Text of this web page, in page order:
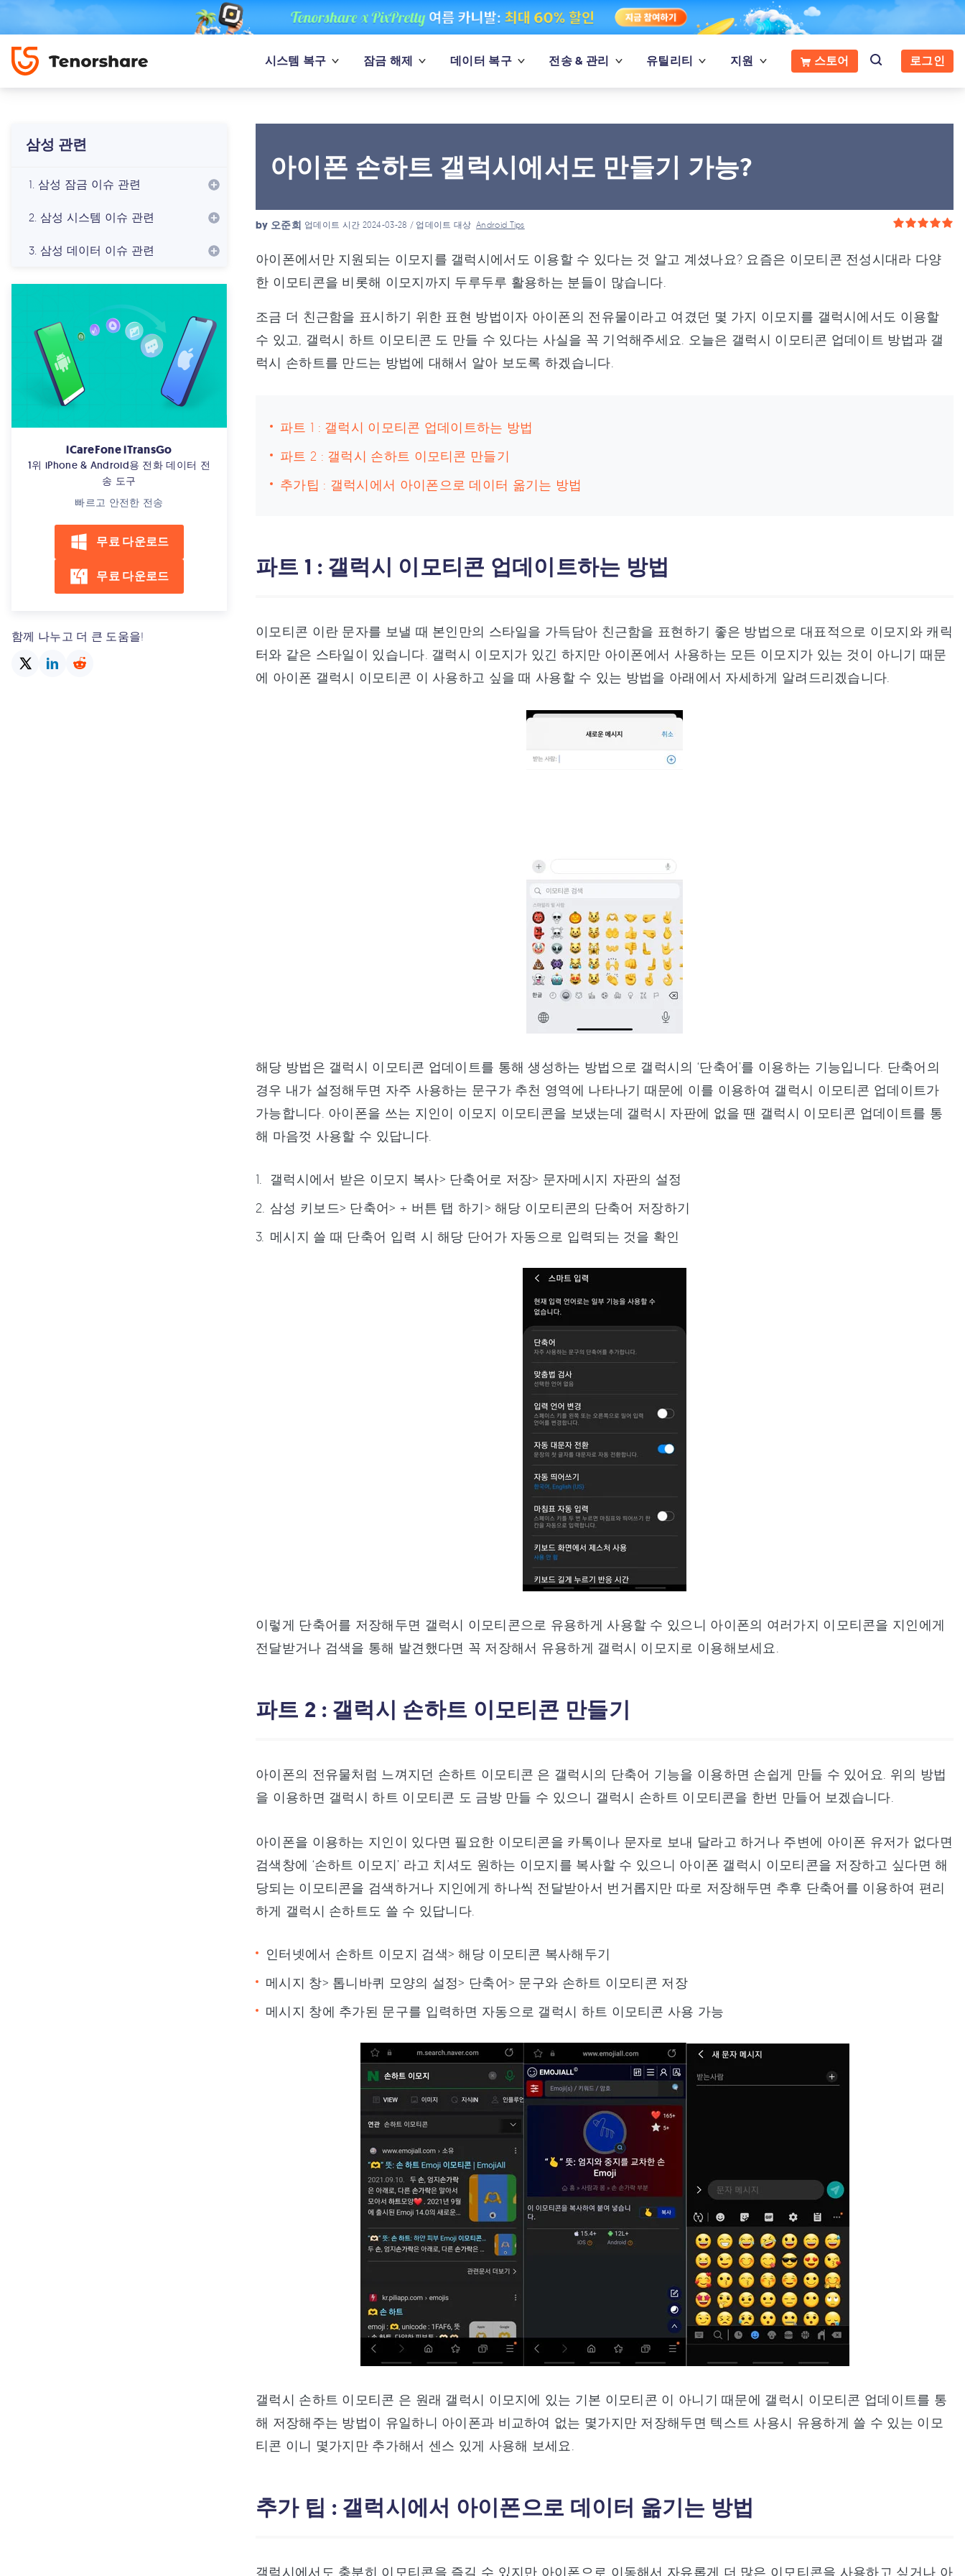
시스템 복구 잠금 해제 데이터 복구 전송 & 관리 유틸리티 지원 스토어 로그인
삼성 관련
1. 삼성 잠금 이슈 관련
2. 삼성 시스템 이슈 관련
3. 삼성 데이터 이슈 관련
iCareFone iTransGo
1위 iPhone & Android용 전화 데이터 전
송 도구
빠르고 안전한 전송
무료 다운로드
무료 다운로드
함께 나누고 더 큰 도움을!
아이폰 손하트 갤럭시에서도 만들기 가능?
by 오준희 업데이트 시간 2024-03-28 / 업데이트 대상Android Tips
아이폰에서만 지원되는 이모지를 갤럭시에서도 이용할 수 있다는 것 알고 계셨나요? 요즘은 이모티콘 전성시대라 다양
한 이모티콘을 비롯해 이모지까지 두루두루 활용하는 분들이 많습니다.
조금 더 친근함을 표시하기 위한 표현 방법이자 아이폰의 전유물이라고 여겼던 몇 가지 이모지를 갤럭시에서도 이용할
수 있고, 갤럭시 하트 이모티콘 도 만들 수 있다는 사실을 꼭 기억해주세요. 오늘은 갤럭시 이모티콘 업데이트 방법과 갤
럭시 손하트를 만드는 방법에 대해서 알아 보도록 하겠습니다.
파트 1 : 갤럭시 이모티콘 업데이트하는 방법
파트 2 : 갤럭시 손하트 이모티콘 만들기
추가팁 : 갤럭시에서 아이폰으로 데이터 옮기는 방법
파트 1 : 갤럭시 이모티콘 업데이트하는 방법
이모티콘 이란 문자를 보낼 때 본인만의 스타일을 가득담아 친근함을 표현하기 좋은 방법으로 대표적으로 이모지와 캐릭
터와 같은 스타일이 있습니다. 갤럭시 이모지가 있긴 하지만 아이폰에서 사용하는 모든 이모지가 있는 것이 아니기 때문
에 아이폰 갤럭시 이모티콘 이 사용하고 싶을 때 사용할 수 있는 방법을 아래에서 자세하게 알려드리겠습니다.
해당 방법은 갤럭시 이모티콘 업데이트를 통해 생성하는 방법으로 갤럭시의 ‘단축어’를 이용하는 기능입니다. 단축어의
경우 내가 설정해두면 자주 사용하는 문구가 추천 영역에 나타나기 때문에 이를 이용하여 갤럭시 이모티콘 업데이트가
가능합니다. 아이폰을 쓰는 지인이 이모지 이모티콘을 보냈는데 갤럭시 자판에 없을 땐 갤럭시 이모티콘 업데이트를 통
해 마음껏 사용할 수 있답니다.
갤럭시에서 받은 이모지 복사> 단축어로 저장> 문자메시지 자판의 설정
삼성 키보드> 단축어> + 버튼 탭 하기> 해당 이모티콘의 단축어 저장하기
메시지 쓸 때 단축어 입력 시 해당 단어가 자동으로 입력되는 것을 확인
이렇게 단축어를 저장해두면 갤럭시 이모티콘으로 유용하게 사용할 수 있으니 아이폰의 여러가지 이모티콘을 지인에게
전달받거나 검색을 통해 발견했다면 꼭 저장해서 유용하게 갤럭시 이모지로 이용해보세요.
파트 2 : 갤럭시 손하트 이모티콘 만들기
아이폰의 전유물처럼 느껴지던 손하트 이모티콘 은 갤럭시의 단축어 기능을 이용하면 손쉽게 만들 수 있어요. 위의 방법
을 이용하면 갤럭시 하트 이모티콘 도 금방 만들 수 있으니 갤럭시 손하트 이모티콘을 한번 만들어 보겠습니다.
아이폰을 이용하는 지인이 있다면 필요한 이모티콘을 카톡이나 문자로 보내 달라고 하거나 주변에 아이폰 유저가 없다면
검색창에 ‘손하트 이모지’ 라고 치셔도 원하는 이모지를 복사할 수 있으니 아이폰 갤럭시 이모티콘을 저장하고 싶다면 해
당되는 이모티콘을 검색하거나 지인에게 하나씩 전달받아서 번거롭지만 따로 저장해두면 추후 단축어를 이용하여 편리
하게 갤럭시 손하트도 쓸 수 있답니다.
인터넷에서 손하트 이모지 검색> 해당 이모티콘 복사해두기
메시지 창> 톱니바퀴 모양의 설정> 단축어> 문구와 손하트 이모티콘 저장
메시지 창에 추가된 문구를 입력하면 자동으로 갤럭시 하트 이모티콘 사용 가능
갤럭시 손하트 이모티콘 은 원래 갤럭시 이모지에 있는 기본 이모티콘 이 아니기 때문에 갤럭시 이모티콘 업데이트를 통
해 저장해주는 방법이 유일하니 아이폰과 비교하여 없는 몇가지만 저장해두면 텍스트 사용시 유용하게 쓸 수 있는 이모
티콘 이니 몇가지만 추가해서 센스 있게 사용해 보세요.
추가 팁 : 갤럭시에서 아이폰으로 데이터 옮기는 방법
갤럭시에서도 충분히 이모티콘을 즐길 수 있지만 아이폰으로 이동해서 자유롭게 더 많은 이모티콘을 사용하고 싶거나 아